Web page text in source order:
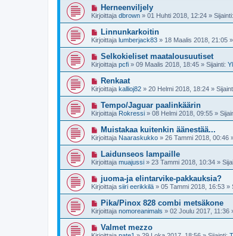
t
i
v
i
e
t
i
U
u
s
v
i
e
s
t
i
Herneenviljely
Kirjoittaja dbrown » 01 Huhti 2018, 12:24 » Sijainti:
U
u
s
v
i
e
t
i
Linnunkarkoitin
Kirjoittaja lumberjack83 » 18 Maalis 2018, 21:05
U
u
s
v
i
e
s
t
i
Selkokieliset maatalousuutiset
Kirjoittaja pcfi » 09 Maalis 2018, 18:45 » Sijainti:
U
u
s
i
e
t
i
Renkaat
Kirjoittaja kallioj82 » 20 Helmi 2018, 18:24 »
U
u
s
v
i
e
t
i
Tempo/Jaguar paalinkäärin
Kirjoittaja Rokressi » 08 Helmi 2018, 09:55 »
U
u
s
v
i
e
s
t
i
Muistakaa kuitenkin äänestää...
Kirjoittaja Naaraskukko » 26 Tammi 2018, 00:46
U
u
s
v
i
e
t
i
Laidunseos lampaille
Kirjoittaja muajussi » 23 Tammi 2018, 10:34 »
U
u
s
v
i
e
s
t
juoma-ja elintarvike-pakkauksia?
Kirjoittaja siiri eerikkilä » 05 Tammi 2018, 16:53 »
U
u
s
Pika/Pinox 828 combi metsäkone
Kirjoittaja nomoreanimals » 02 Joulu 2017, 11:36
U
u
Valmet mezzo